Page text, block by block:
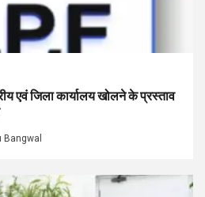
एवं जिला कार्यालय खोलने के प्रस्ताव
Bangwal